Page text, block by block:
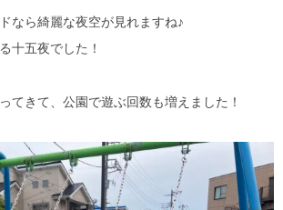
なら綺麗な夜空が見れますね♪
十五夜でした！
てきて、公園で遊ぶ回数も増えました！